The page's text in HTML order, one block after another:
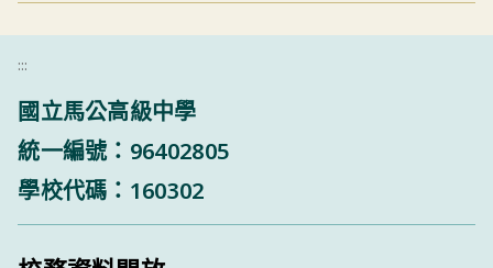
:::
國立馬公高級中學
統一編號：96402805
學校代碼：160302